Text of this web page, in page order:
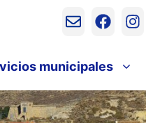
municipales